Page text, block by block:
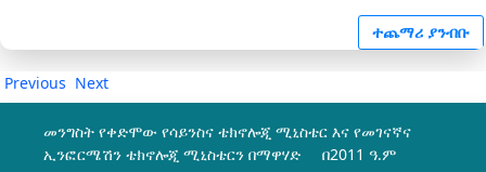
ተጨማሪ ያንብቡ
Previous Next
መንግስት የቀድሞው የሳይንስና ቴክኖሎጂ ሚኒስቴር እና የመገናኛና
ኢንፎርሜሽን ቴክኖሎጂ ሚኒስቴርን በማዋሃድ በ2011 ዓ.ም